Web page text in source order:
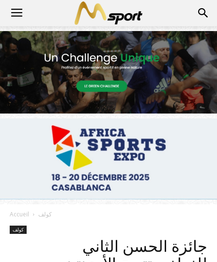
Accueil كولف
كولف
جائزة الحسن الثاني